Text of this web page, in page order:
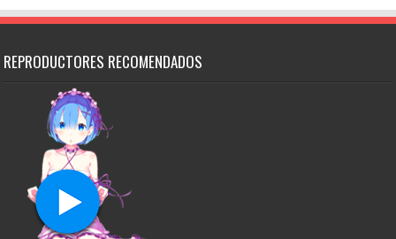
REPRODUCTORES RECOMENDADOS